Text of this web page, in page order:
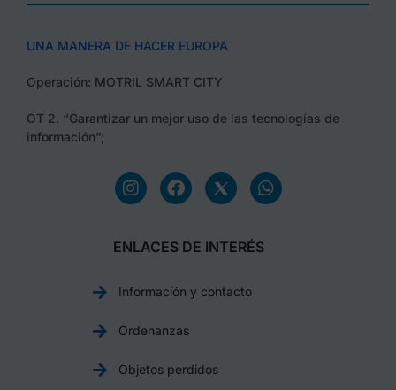
UNA MANERA DE HACER EUROPA
Operación: MOTRIL SMART CITY
OT 2. “Garantizar un mejor uso de las tecnologías de
información”;
ENLACES DE INTERÉS
Información y contacto
Ordenanzas
Objetos perdidos